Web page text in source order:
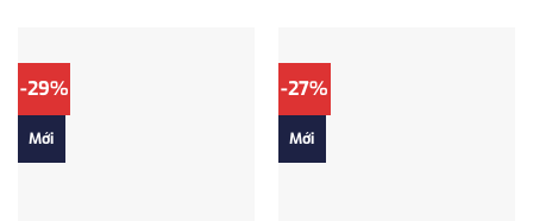
-29%
Mới
-27%
Mới